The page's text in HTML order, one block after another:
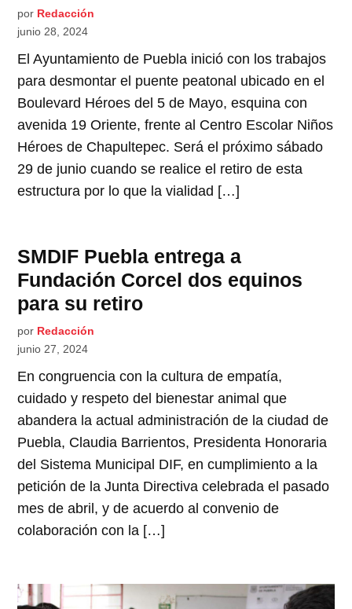
por Redacción
junio 28, 2024
El Ayuntamiento de Puebla inició con los trabajos
para desmontar el puente peatonal ubicado en el
Boulevard Héroes del 5 de Mayo, esquina con
avenida 19 Oriente, frente al Centro Escolar Niños
Héroes de Chapultepec. Será el próximo sábado
29 de junio cuando se realice el retiro de esta
estructura por lo que la vialidad […]
SMDIF Puebla entrega a
Fundación Corcel dos equinos
para su retiro
por Redacción
junio 27, 2024
En congruencia con la cultura de empatía,
cuidado y respeto del bienestar animal que
abandera la actual administración de la ciudad de
Puebla, Claudia Barrientos, Presidenta Honoraria
del Sistema Municipal DIF, en cumplimiento a la
petición de la Junta Directiva celebrada el pasado
mes de abril, y de acuerdo al convenio de
colaboración con la […]